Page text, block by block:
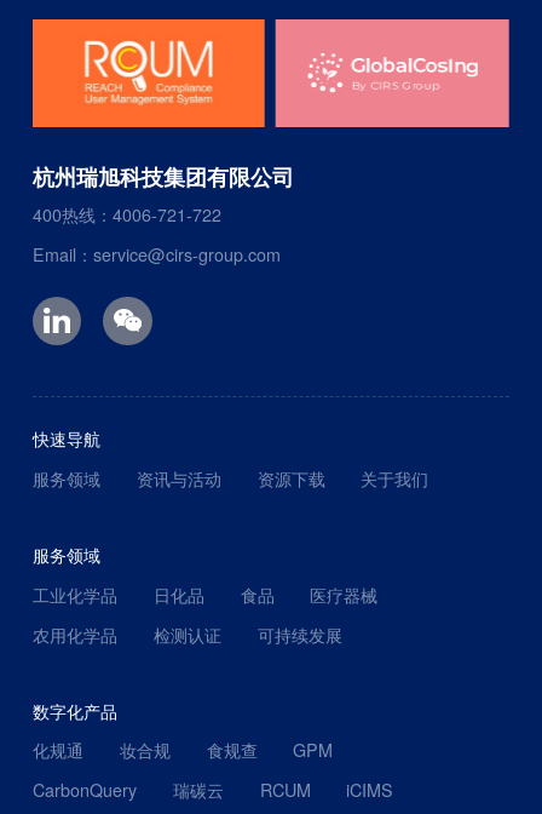
杭州瑞旭科技集团有限公司
400热线：4006-721-722
Email：service@cirs-group.com
快速导航
服务领域
资讯与活动 资源下载 关于我们
服务领域
工业化学品
日化品 食品
医疗器械
农用化学品
检测认证 可持续发展
数字化产品
化规通
妆合规 食规查
GPM
CarbonQuery
瑞碳云 RCUM iCIMS